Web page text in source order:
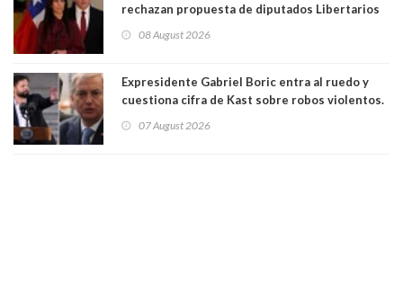
rechazan propuesta de diputados Libertarios
"Constituye un camino equivocado"
08 August 2026
Expresidente Gabriel Boric entra al ruedo y
cuestiona cifra de Kast sobre robos violentos.
07 August 2026